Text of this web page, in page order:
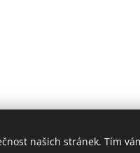
Hygiena Dent | Dentální
našich stránek. Tím